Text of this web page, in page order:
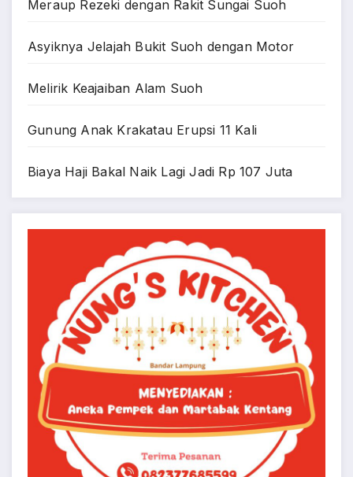
Meraup Rezeki dengan Rakit Sungai Suoh
Asyiknya Jelajah Bukit Suoh dengan Motor
Melirik Keajaiban Alam Suoh
Gunung Anak Krakatau Erupsi 11 Kali
Biaya Haji Bakal Naik Lagi Jadi Rp 107 Juta